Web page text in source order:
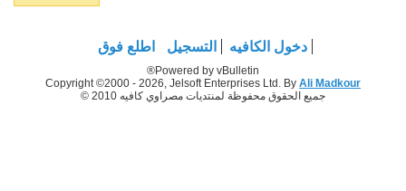
دخول الكافيه التسجيل اطلع فوق
Powered by vBulletin®
Copyright ©2000 - 2026, Jelsoft Enterprises Ltd. By Ali Madkour
جميع الحقوق محفوظة لمنتديات مصراوي كافيه 2010 ©